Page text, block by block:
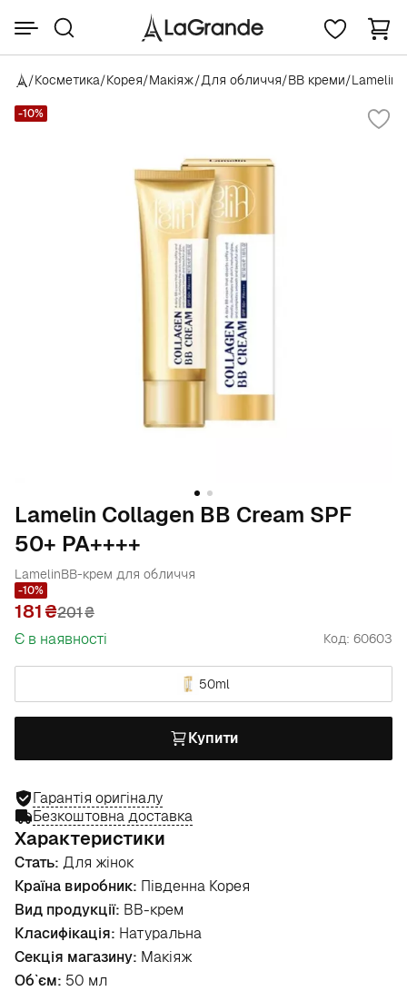
/Косметика/Корея/Макіяж/Для обличчя/BB креми/Lamelin
-10%
Lamelin Collagen BB Cream SPF
50+ PA++++
LamelinBB-крем для обличчя
-10%
181 201₴
Є в наявності
Код: 60603
50ml
Купити
Гарантія оригіналу
Безкоштовна доставка
Характеристики
Стать: Для жінок
Країна виробник: Південна Корея
Вид продукції: BB-крем
Класифікація: Натуральна
Секція магазину: Макіяж
Об`єм: 50 мл